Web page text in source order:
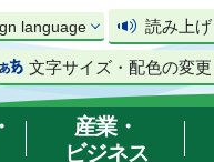
language 読み上げ
文字サイズ・配色の変更
産業・
ビジネス